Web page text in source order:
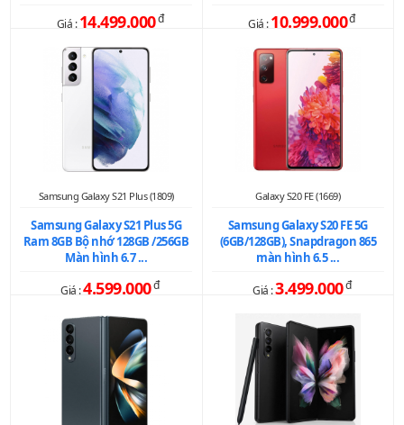
Giá :14.499.000đ Giá :10.999.000đ
Samsung Galaxy S21 Plus (1809)
Samsung Galaxy S21 Plus 5G
Ram 8GB Bộ nhớ 128GB /256GB
Màn hình 6.7 ...
Giá :4.599.000đ
Galaxy S20 FE (1669)
Samsung Galaxy S20 FE 5G
(6GB/128GB), Snapdragon 865
màn hình 6.5 ...
Giá :3.499.000đ